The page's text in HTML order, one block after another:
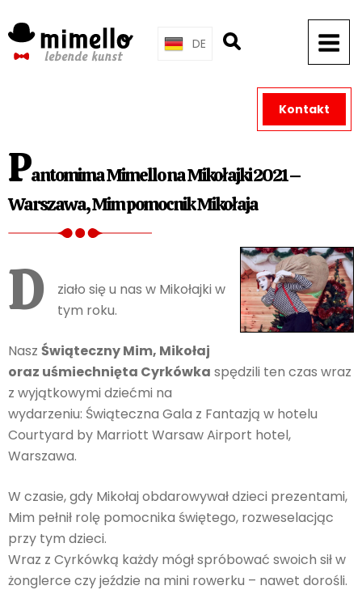
to
content
DE
Pantomima Mimello na Mikołajki 2021 –
Warszawa, Mim pomocnik Mikołaja
D
ziało się u nas w Mikołajki w
tym roku.
Nasz Świąteczny Mim, Mikołaj
oraz uśmiechnięta Cyrkówka spędzili ten czas wraz
z wyjątkowymi dziećmi na
wydarzeniu: Świąteczna Gala z Fantazją w hotelu
Courtyard by Marriott Warsaw Airport hotel,
Warszawa.
W czasie, gdy Mikołaj obdarowywał dzieci prezentami,
Mim pełnił rolę pomocnika świętego, rozweselacjąc
przy tym dzieci.
Wraz z Cyrkówką każdy mógł spróbować swoich sił w
żonglerce czy jeździe na mini rowerku – nawet dorośli.
Kontakt